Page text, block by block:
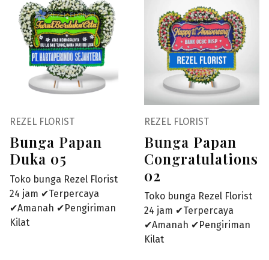
REZEL FLORIST
Bunga Papan
Duka 05
Toko bunga Rezel Florist
24 jam ✔Terpercaya
✔Amanah ✔Pengiriman
Kilat
REZEL FLORIST
Bunga Papan
Congratulations
02
Toko bunga Rezel Florist
24 jam ✔Terpercaya
✔Amanah ✔Pengiriman
Kilat